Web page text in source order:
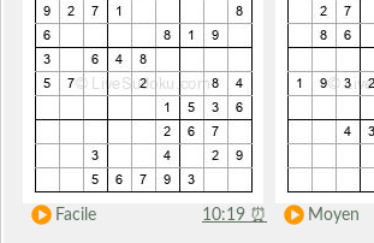
Facile 10:19 ⏰ Moyen